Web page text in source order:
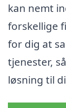
kan nemt
forskellige
for dig at
tjenester,
løsning til